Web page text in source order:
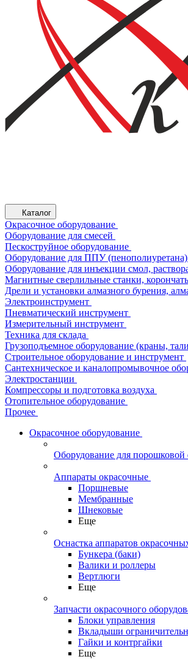
Каталог
Окрасочное оборудование
Оборудование для смесей
Пескоструйное оборудование
Оборудование для ППУ
Оборудование для инъекции смол,
Магнитные сверлильные станки,
Дрели и установки алмазного бурения,
Электроинструмент
Пневматический инструмент
Измерительный инструмент
Техника для склада
Грузоподъемное оборудование (краны,
Строительное оборудование и инструмент
Сантехническое и каналопромывочное
Электростанции
Компрессоры и подготовка воздуха
Отопительное оборудование
Прочее
Окрасочное оборудование
Оборудование для порошковой
Аппараты окрасочные
Поршневые
Мембранные
Шнековые
Еще
Оснастка аппаратов
Бункера (баки)
Валики и роллеры
Вертлюги
Еще
Запчасти окрасочного
Блоки управления
Вкладыши
Гайки и контргайки
Еще